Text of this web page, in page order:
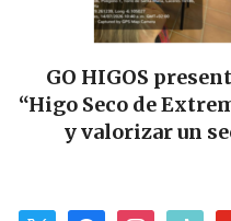
Las Tierras
alianza
para